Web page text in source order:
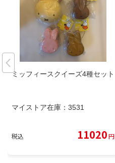
ミッフィースクイーズ4種セット
マイストア在庫： 3531
税込 11020円